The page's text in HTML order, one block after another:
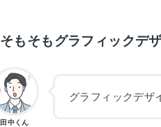
そもそもグラフィックデ
田中くん
グラフィックデザ